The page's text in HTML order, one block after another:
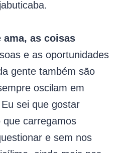
ama, as coisas
e as oportunidades
gente também são
oscilam em
sei que gostar
carregamos
e sem nos